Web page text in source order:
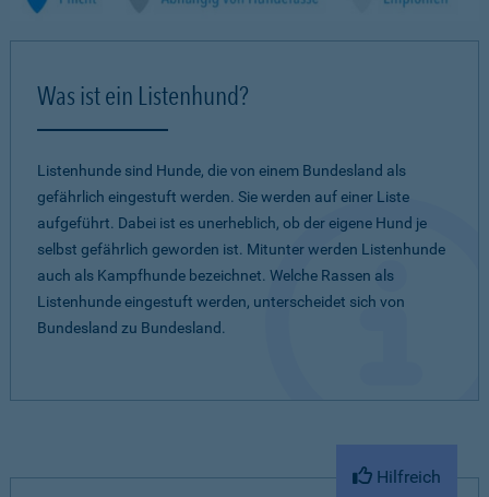
Was ist ein Listenhund?
Listenhunde sind Hunde, die von einem Bundesland als
gefährlich eingestuft werden. Sie werden auf einer Liste
aufgeführt. Dabei ist es unerheblich, ob der eigene Hund je
selbst gefährlich geworden ist. Mitunter werden Listenhunde
auch als Kampfhunde bezeichnet. Welche Rassen als
Listenhunde eingestuft werden, unterscheidet sich von
Bundesland zu Bundesland.
Hilfreich